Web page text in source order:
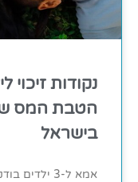
נקודות
הטבת המס
בישראל
אמא ל-3